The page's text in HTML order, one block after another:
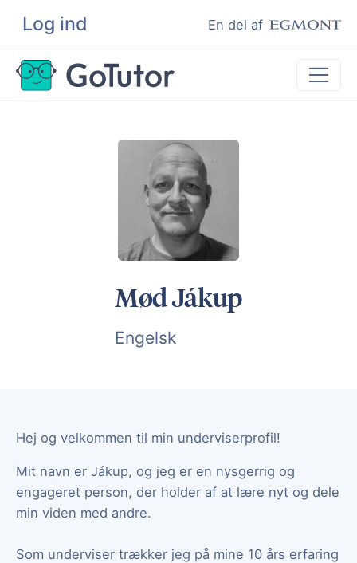
Log ind En del af
Søg
Lektiehjælp
Hjælp til ordblinde
Mød Jákup
Engelsk
Hej og velkommen til min underviserprofil!
Mit navn er Jákup, og jeg er en nysgerrig og
engageret person, der holder af at lære nyt og dele
min viden med andre.
Som underviser trækker jeg på mine 10 års erfaring